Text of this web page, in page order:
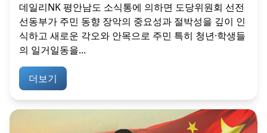
데일리NK 평안남도 소식통에 의하면 도당위원회 선전
선동부가 주민 동향 장악의 중요성과 절박성을 깊이 인
식하고 새로운 각오와 안목으로 주민 특히 청년·학생들
의 일거일동을...
더보기